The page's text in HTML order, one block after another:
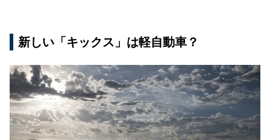
新しい「キックス」は軽自動車？